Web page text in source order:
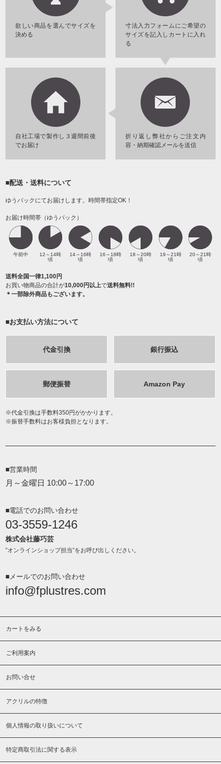
欲しい商品を選んでサイズを
決める
寸法入力フォームにご希望の
サイズを記入しカートに入れ
る
折り返し弊社からご注文内
容・納期確認メールを送信
自社工場で製作し３週間前後
でお届け
■配送・送料について
ゆうパックにてお届けします。時間帯指定OK！
お届け時間帯（ゆうパック）
午前中
12～14時
頃
14～16時
頃
16～18時
頃
18～20時
頃
19～21時
頃
20～21時
頃
送料全国一律1,100円
お買い物商品の合計が10,000円以上で送料無料!!
＊一部除外商品もございます。
■お支払い方法について
代金引換 銀行振込
郵便振替 Amazon Pay
代金引換は手数料350円がかかります。
振替手数料はお客様負担となります。
■営業時間
月～金曜日 10:00～17:00
■電話でのお問い合わせ
03-3559-1246
株式会社藤巧芸
”オンラインショップ担当”をお呼び出しください。
■メールでのお問い合わせ
info@fplustres.com
カートをみる
ご利用案内
お問い合せ
アクリルの特徴
個人情報の取り扱いについて
特定商取引法に関する表示